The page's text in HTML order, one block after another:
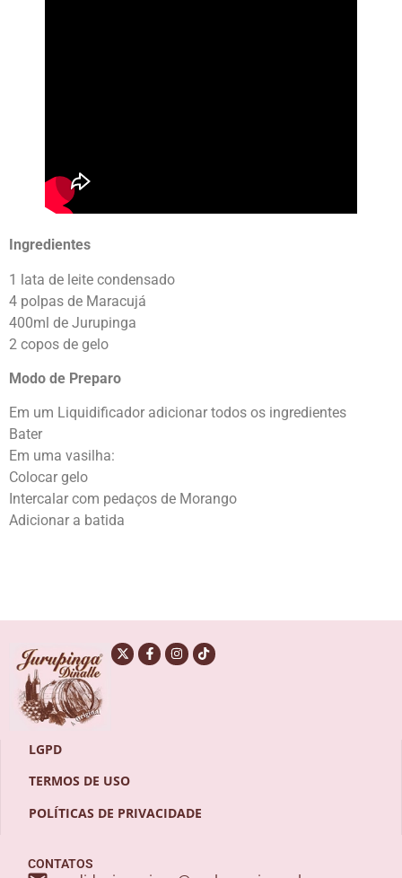
Ingredientes
1 lata de leite condensado
4 polpas de Maracujá
400ml de Jurupinga
2 copos de gelo
Modo de Preparo
Em um Liquidificador adicionar todos os ingredientes
Bater
Em uma vasilha:
Colocar gelo
Intercalar com pedaços de Morango
Adicionar a batida
LGPD
TERMOS DE USO
POLÍTICAS DE PRIVACIDADE
CONTATOS